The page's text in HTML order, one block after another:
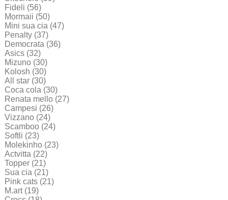
Fideli (56)
Mormaii (50)
Mini sua cia (47)
Penalty (37)
Democrata (36)
Asics (32)
Mizuno (30)
Kolosh (30)
All star (30)
Coca cola (30)
Renata mello (27)
Campesi (26)
Vizzano (24)
Scamboo (24)
Softli (23)
Molekinho (23)
Actvitta (22)
Topper (21)
Sua cia (21)
Pink cats (21)
M.art (19)